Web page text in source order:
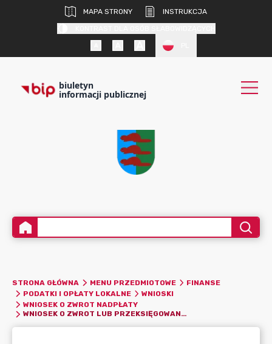
MAPA STRONY
INSTRUKCJA
biuletyn
informacji publicznej
STRONA GŁÓWNA MENU PRZEDMIOTOWE
FINANSE
PODATKI I OPŁATY LOKALNE
WNIOSKI
WNIOSEK O ZWROT NADPŁATY
WNIOSEK O ZWROT LUB PRZEKSIĘGOWANIE NADPŁATY W PODATKU OD NIERUCHOMOŚCI, ROLNYM, LEŚNYM, OPŁACIE ZA GOSPODAROWANIE ODPADAMI